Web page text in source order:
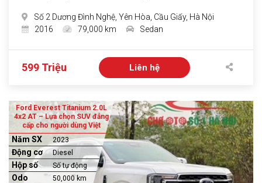
Số 2 Dương Đình Nghệ, Yên Hòa, Cầu Giấy, Hà Nội
2016
79,000 km Sedan
599 Triệu Liên hệ
Ford Everest Titanium 2.0L
4x2 AT – Lựa chọn SUV đẳng
cấp cho người dùng Việt
Năm SX 2023
Động cơ Diesel
Hộp số Số tự động
Odo 50,000 km